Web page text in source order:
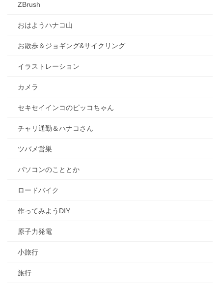
ZBrush
おはようハナコ山
お散歩＆ジョギング&サイクリング
イラストレーション
カメラ
セキセイインコのピッコちゃん
チャリ通勤＆ハナコさん
ツバメ営巣
パソコンのこととか
ロードバイク
作ってみようDIY
原子力発電
小旅行
旅行